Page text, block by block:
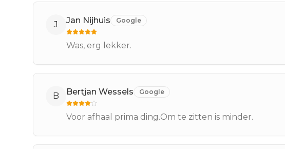
J Jan Nijhuis Google
Was, erg lekker.
B Bertjan Wessels Google
Voor afhaal prima ding.Om te zitten is minder.